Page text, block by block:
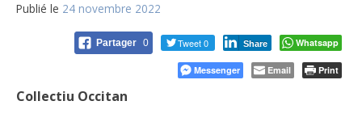
Publié le 24 novembre 2022
Partager 0 Tweet 0 Share Whatsapp
Messenger Email Print
Collectiu Occitan